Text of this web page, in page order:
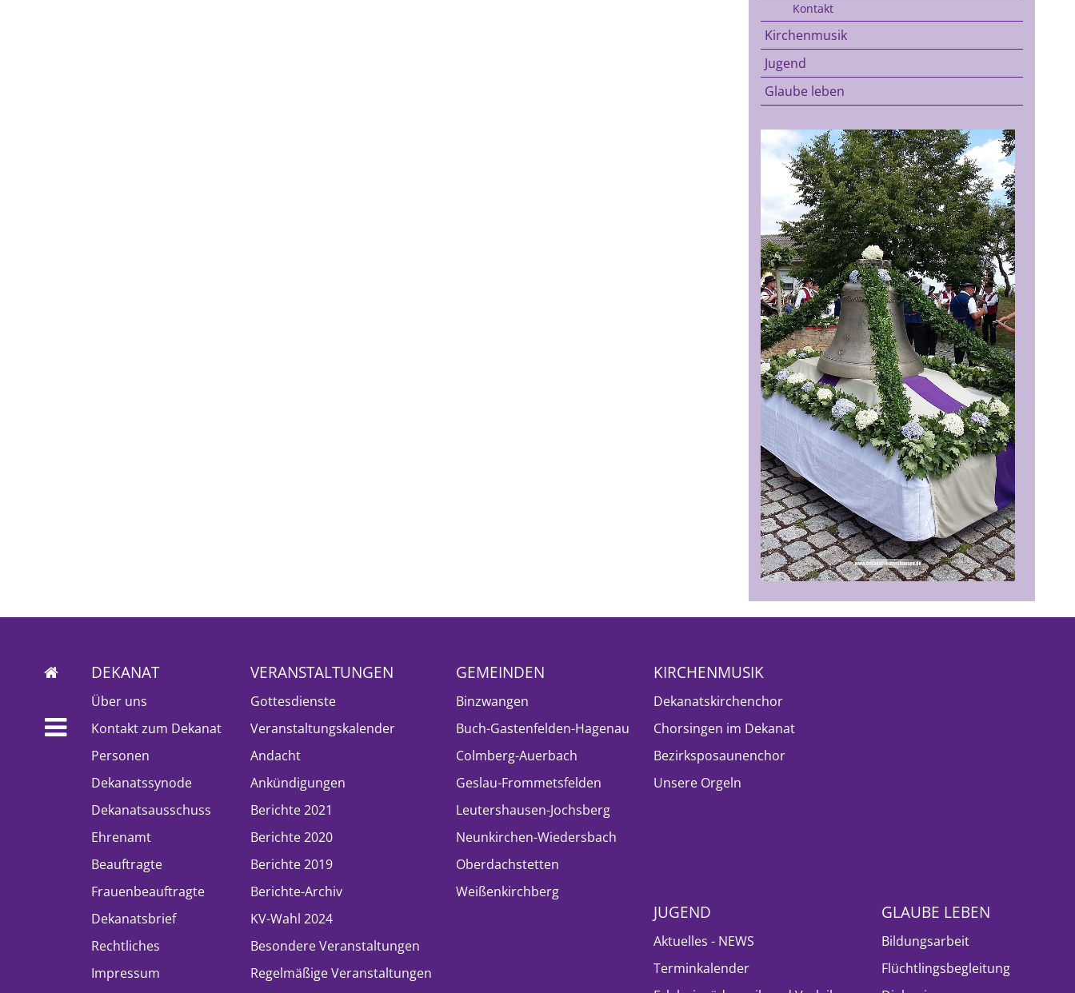
Kontakt
Kirchenmusik
Jugend
Glaube leben
DEKANAT
Über uns
Kontakt zum Dekanat
Personen
Dekanatssynode
Dekanatsausschuss
Ehrenamt
Beauftragte
Frauenbeauftragte
Dekanatsbrief
Rechtliches
Impressum
VERANSTALTUNGEN
Gottesdienste
Veranstaltungskalender
Andacht
Ankündigungen
Berichte 2021
Berichte 2020
Berichte 2019
Berichte-Archiv
KV-Wahl 2024
Besondere Veranstaltungen
Regelmäßige Veranstaltungen
GEMEINDEN
Binzwangen
Buch-Gastenfelden-Hagenau
Colmberg-Auerbach
Geslau-Frommetsfelden
Leutershausen-Jochsberg
Neunkirchen-Wiedersbach
Oberdachstetten
Weißenkirchberg
KIRCHENMUSIK
Dekanatskirchenchor
Chorsingen im Dekanat
Bezirksposaunenchor
Unsere Orgeln
JUGEND
Aktuelles - NEWS
Terminkalender
GLAUBE LEBEN
Bildungsarbeit
Flüchtlingsbegleitung